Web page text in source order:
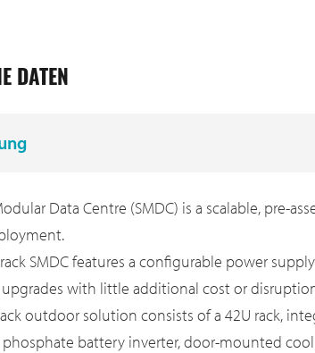
DATEN
Data Centre (SMDC) is a scalable,
SMDC features a configurable power
with little additional cost or
outdoor solution consists of a 42U rack,
battery inverter, door-mounted